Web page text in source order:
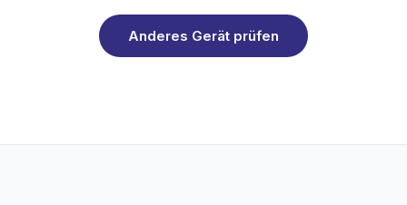
Anderes Gerät prüfen